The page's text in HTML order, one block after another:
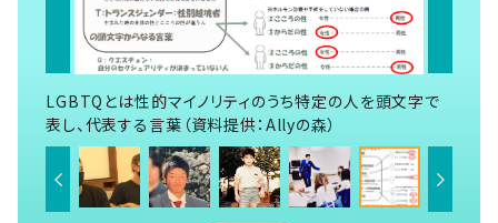
LGBTQとは性的マイノリティのうち特定の人を頭文字で
表し、代表する言葉（資料提供：Allyの森）